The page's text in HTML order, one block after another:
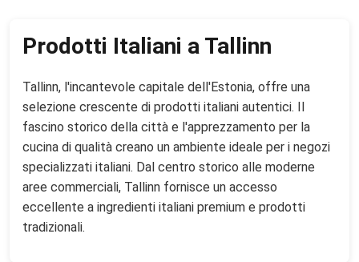
Prodotti Italiani a Tallinn
Tallinn, l'incantevole capitale dell'Estonia, offre una
selezione crescente di prodotti italiani autentici. Il
fascino storico della città e l'apprezzamento per la
cucina di qualità creano un ambiente ideale per i negozi
specializzati italiani. Dal centro storico alle moderne
aree commerciali, Tallinn fornisce un accesso
eccellente a ingredienti italiani premium e prodotti
tradizionali.